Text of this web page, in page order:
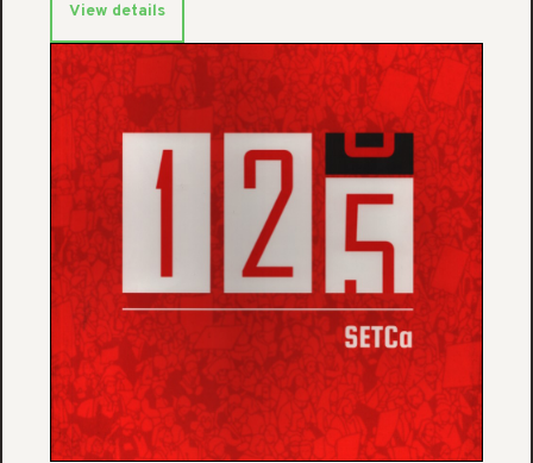
View details